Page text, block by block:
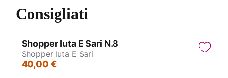
Consigliati
Shopper Iuta E Sari N.8
Shopper Iuta E Sari
40,00 €